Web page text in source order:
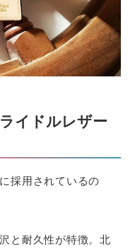
イドルレザー
採用されているの
と耐久性が特徴。北